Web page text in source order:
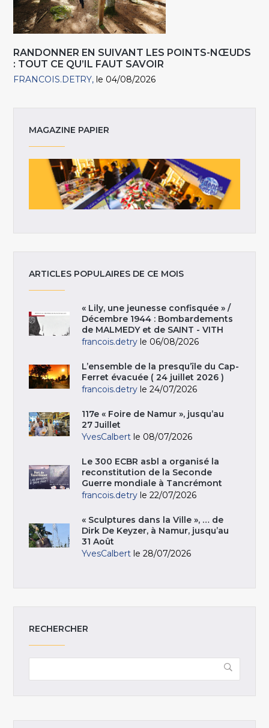
RANDONNER EN SUIVANT LES POINTS-NŒUDS
: TOUT CE QU’IL FAUT SAVOIR
FRANCOIS.DETRY le 04/08/2026
MAGAZINE PAPIER
ARTICLES POPULAIRES DE CE MOIS
« Lily, une jeunesse confisquée » /
Décembre 1944 : Bombardements
de MALMEDY et de SAINT - VITH
francois.detry le 06/08/2026
L’ensemble de la presqu’île du Cap-
Ferret évacuée ( 24 juillet 2026 )
francois.detry le 24/07/2026
117e « Foire de Namur », jusqu’au
27 Juillet
YvesCalbert le 08/07/2026
Le 300 ECBR asbl a organisé la
reconstitution de la Seconde
Guerre mondiale à Tancrémont
francois.detry le 22/07/2026
« Sculptures dans la Ville », … de
Dirk De Keyzer, à Namur, jusqu’au
31 Août
YvesCalbert le 28/07/2026
RECHERCHER